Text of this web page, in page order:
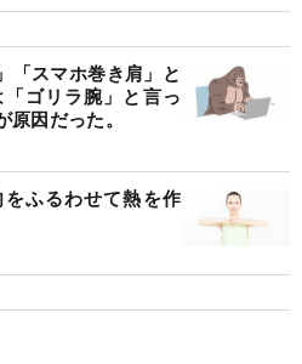
「スマホ巻き肩」と
ゴリラ腕」と言っ
因だった。
ふるわせて熱を作